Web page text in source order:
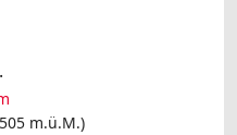
m.ü.M.)